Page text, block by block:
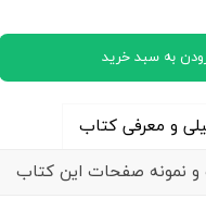
به سبد خرید
و معرفی کتاب
نمونه صفحات این کتاب